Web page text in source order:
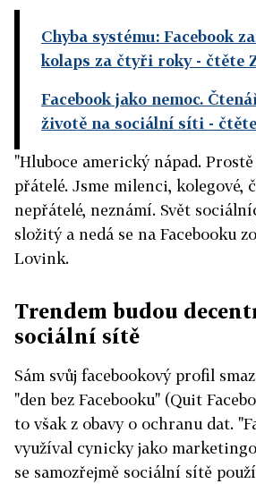
Chyba systému: Facebook
kolaps za čtyři roky- čtěte
Facebook jako nemoc.
životě na sociální síti -
"Hluboce americký nápad.
přátelé. Jsme milenci, kolegové,
nepřátelé, neznámí. Svět
složitý a nedá se na Facebooku
Lovink.
Trendem budou
sociální sítě
Sám svůj facebookový profil
"den bez Facebooku" (Quit
to však z obavy o ochranu dat.
využíval cynicky jako
se samozřejmě sociální sítě